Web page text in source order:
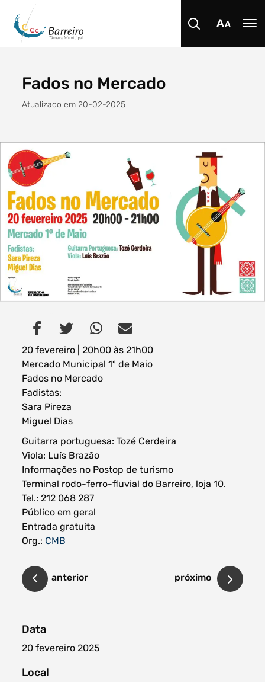
Procurar
Tipo de conteúdo
Filtro dos anos
Filtros dos meses
data
Fados no Mercado
Atualizado em 20-02-2025
20 fevereiro | 20h00 às 21h00
Mercado Municipal 1º de Maio
Fados no Mercado
Fadistas:
Sara Pireza
Miguel Dias
Guitarra portuguesa: Tozé Cerdeira
Viola: Luís Brazão
Informações no Postop de turismo
Terminal rodo-ferro-fluvial do Barreiro, loja 10.
Tel.: 212 068 287
Público em geral
Entrada gratuita
Org.: CMB
anterior próximo
Data
20 fevereiro 2025
Local